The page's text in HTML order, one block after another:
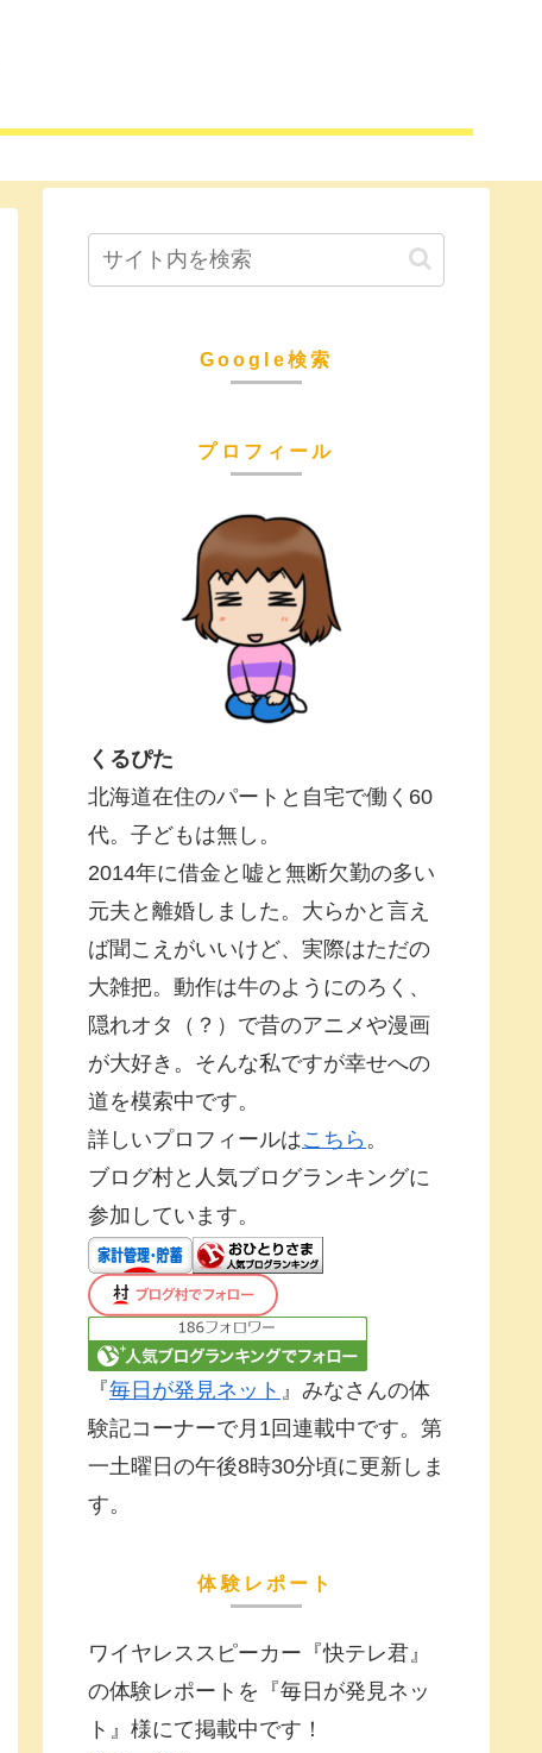
Google検索
プロフィール
くるぴた
北海道在住のパートと自宅で働く60
代。子どもは無し。
2014年に借金と嘘と無断欠勤の多い
元夫と離婚しました。大らかと言え
ば聞こえがいいけど、実際はただの
大雑把。動作は牛のようにのろく、
隠れオタ（？）で昔のアニメや漫画
が大好き。そんな私ですが幸せへの
道を模索中です。
詳しいプロフィールはこちら 。
ブログ村と人気ブログランキングに
参加しています。
『毎日が発見ネット 』みなさんの体
験記コーナーで月1回連載中です。第
一土曜日の午後8時30分頃に更新しま
す。
体験レポート
ワイヤレススピーカー『快テレ君』
の体験レポートを『毎日が発見ネッ
ト』様にて掲載中です！